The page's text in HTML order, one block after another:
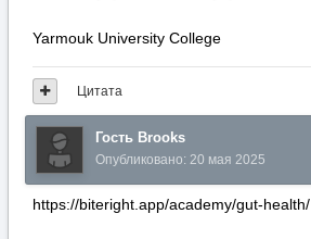
Yarmouk University College
Цитата
Гость Brooks
Опубликовано: 20 мая 2025
https://biteright.app/academy/gut-health/